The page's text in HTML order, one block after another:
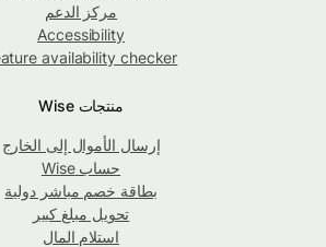
مركز الدعم
Accessibility
Feature availability checker
منتجات Wise
إرسال الأموال إلى الخارج
حساب Wise
بطاقة خصم مباشر دولية
تحويل مبلغ كبير
استلام المال